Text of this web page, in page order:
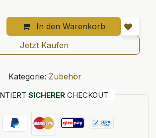
In den Warenkorb
Jetzt Kaufen
Kategorie: Zubehör
SICHERER CHECKOUT